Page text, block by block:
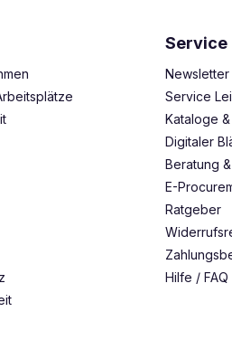
Service
Newsletter
Service
Kataloge
Digitaler
Beratung
E-
Ratgeber
Hilfe / FAQ